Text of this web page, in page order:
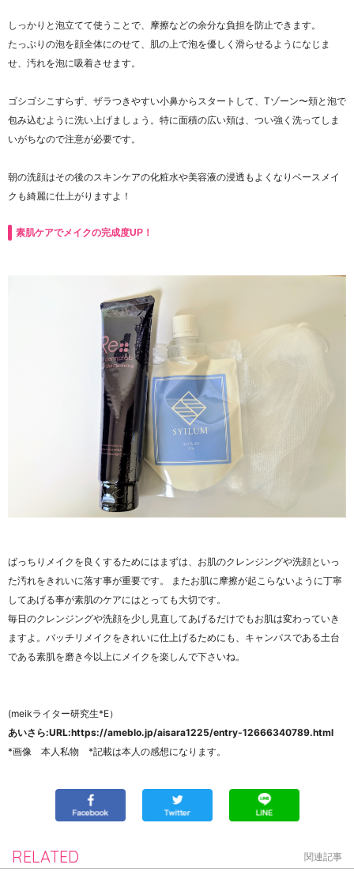
しっかりと泡立てて使うことで、摩擦などの余分な負担を防止できます。
たっぷりの泡を顔全体にのせて、肌の上で泡を優しく滑らせるようになじま
せ、汚れを泡に吸着させます。
ゴシゴシこすらず、ザラつきやすい小鼻からスタートして、Tゾーン〜頬と泡で
包み込むように洗い上げましょう。特に面積の広い頬は、つい強く洗ってしま
いがちなので注意が必要です。
朝の洗顔はその後のスキンケアの化粧水や美容液の浸透もよくなりベースメイ
クも綺麗に仕上がりますよ！
素肌ケアでメイクの完成度UP！
ばっちりメイクを良くするためにはまずは、お肌のクレンジングや洗顔といっ
た汚れをきれいに落す事が重要です。 またお肌に摩擦が起こらないように丁寧
してあげる事が素肌のケアにはとっても大切です。
毎日のクレンジングや洗顔を少し見直してあげるだけでもお肌は変わっていき
ますよ。バッチリメイクをきれいに仕上げるためにも、キャンパスである土台
である素肌を磨き今以上にメイクを楽しんで下さいね。
(meikライター研究生*E）
あいさら:URL:https://ameblo.jp/aisara1225/entry-12666340789.html
*画像 本人私物 *記載は本人の感想になります。
RELATED 関連記事